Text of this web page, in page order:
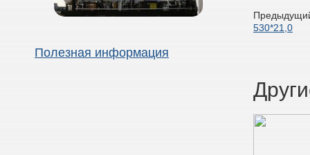
Полезная информация
530*21,0